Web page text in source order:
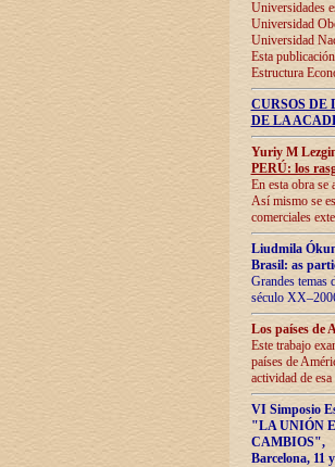
Universidades
Universidad
Universidad
Esta
Estructura
CURSOS
DE LA
Yuriy M
PERÚ: los
En esta obra se
Así mismo se
comerciales
Liudmila
Brasil: as
Grandes temas
século
Los países de
Este trabajo
países de
actividad de
VI Simposio
"LA UNIÓN
CAMBIOS",
Barcelona, 11